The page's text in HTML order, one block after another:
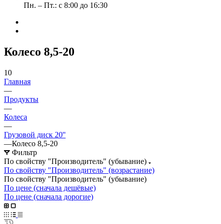
Пн. – Пт.: с 8:00 до 16:30
Колесо 8,5-20
10
Главная
—
Продукты
—
Колеса
—
Грузовой диск 20''
—Колесо 8,5-20
Фильтр
По свойству "Производитель" (убывание)
По свойству "Производитель" (возрастание)
По свойству "Производитель" (убывание)
По цене (сначала дешёвые)
По цене (сначала дорогие)